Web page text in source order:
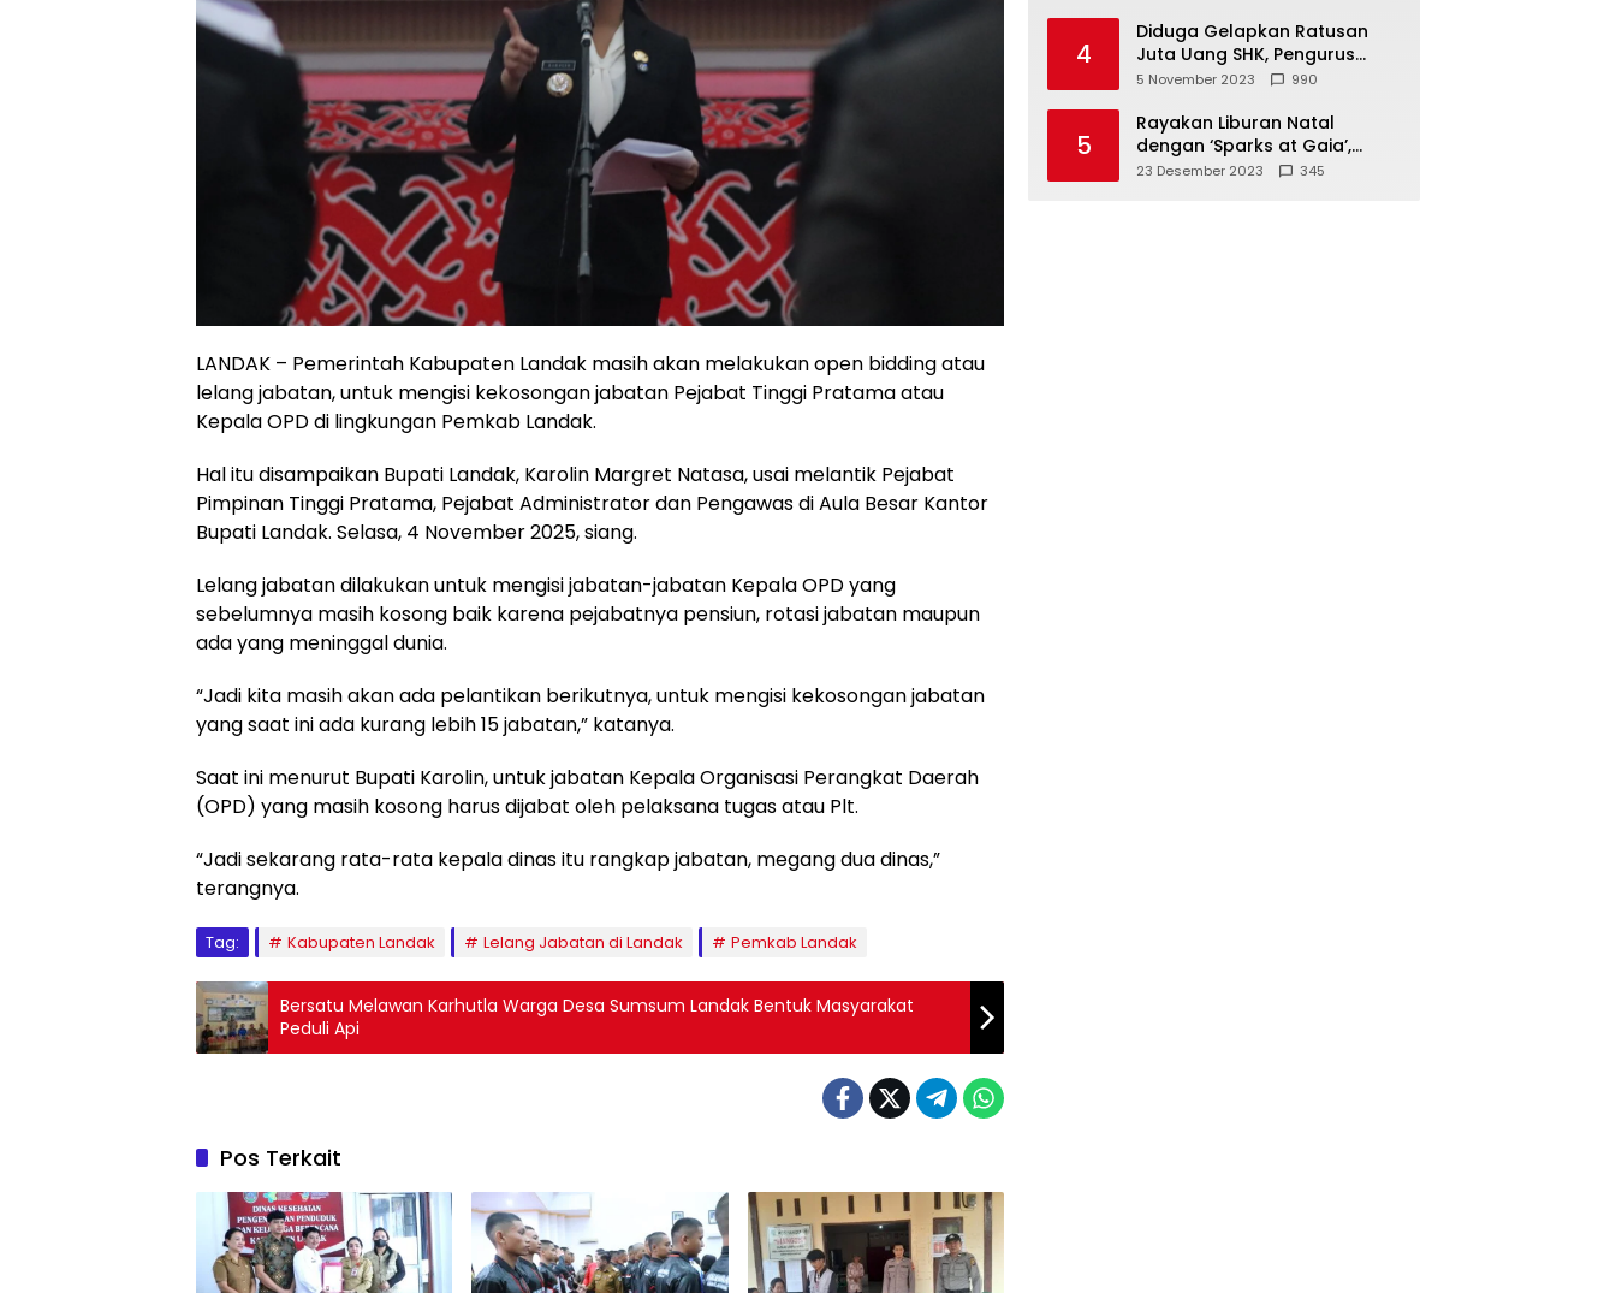
LANDAK – Pemerintah Kabupaten Landak masih akan melakukan open bidding atau
lelang jabatan, untuk mengisi kekosongan jabatan Pejabat Tinggi Pratama atau
Kepala OPD di lingkungan Pemkab Landak.
Hal itu disampaikan Bupati Landak, Karolin Margret Natasa, usai melantik Pejabat
Pimpinan Tinggi Pratama, Pejabat Administrator dan Pengawas di Aula Besar Kantor
Bupati Landak. Selasa, 4 November 2025, siang.
Lelang jabatan dilakukan untuk mengisi jabatan-jabatan Kepala OPD yang
sebelumnya masih kosong baik karena pejabatnya pensiun, rotasi jabatan maupun
ada yang meninggal dunia.
“Jadi kita masih akan ada pelantikan berikutnya, untuk mengisi kekosongan jabatan
yang saat ini ada kurang lebih 15 jabatan,” katanya.
Saat ini menurut Bupati Karolin, untuk jabatan Kepala Organisasi Perangkat Daerah
(OPD) yang masih kosong harus dijabat oleh pelaksana tugas atau Plt.
“Jadi sekarang rata-rata kepala dinas itu rangkap jabatan, megang dua dinas,”
terangnya.
Tag: Kabupaten Landak Lelang Jabatan di Landak Pemkab Landak
Bersatu Melawan Karhutla Warga Desa Sumsum Landak Bentuk Masyarakat
Peduli Api
Pos Terkait
4
Diduga Gelapkan Ratusan
Juta Uang SHK, Pengurus
Koperasi SUB Dilaporkan ke
5 November 2023 990
5
Rayakan Liburan Natal
dengan ‘Sparks at Gaia’,
Sajikan Tempat Foto Estetik
23 Desember 2023 345